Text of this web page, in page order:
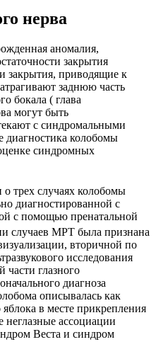
нерва
аномалия,
закрытия
закрытия, приводящие к
заднюю часть
бокала ( глава
могут быть
с синдромальными
диагностика колобомы
синдромных
трех случаях колобомы
диагностированной с
с помощью пренатальной
случаев МРТ была признана
вторичной по
исследования
части глазного
диагноза
описывалась как
в месте прикрепления
ассоциации
Веста и синдром